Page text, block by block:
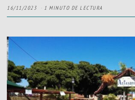
16/11/2023 1 MINUTO DE LECTURA